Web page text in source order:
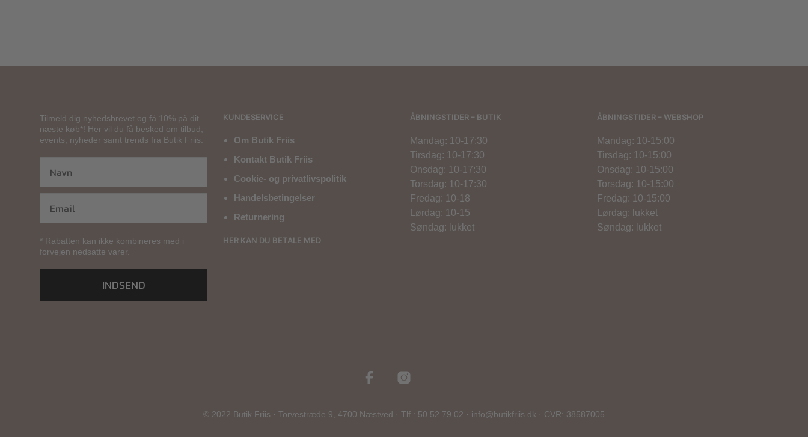
Tilmeld dig nyhedsbrevet og få 10% på dit
næste køb*! Her vil du få besked om tilbud,
events, nyheder samt trends fra Butik Friis.
* Rabatten kan ikke kombineres med i
forvejen nedsatte varer.
INDSEND
KUNDESERVICE
Om Butik Friis
Kontakt Butik Friis
Cookie- og privatlivspolitik
Handelsbetingelser
Returnering
HER KAN DU BETALE MED
ÅBNINGSTIDER – BUTIK
Mandag: 10-17:30
Tirsdag: 10-17:30
Onsdag: 10-17:30
Torsdag: 10-17:30
Fredag: 10-18
Lørdag: 10-15
Søndag: lukket
ÅBNINGSTIDER – WEBSHOP
Mandag: 10-15:00
Tirsdag: 10-15:00
Onsdag: 10-15:00
Torsdag: 10-15:00
Fredag: 10-15:00
Lørdag: lukket
Søndag: lukket
© 2022 Butik Friis · Torvestræde 9, 4700 Næstved · Tlf.: 50 52 79 02 · info@butikfriis.dk · CVR: 38587005